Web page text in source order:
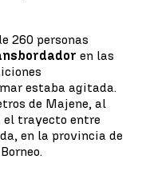
260 personas
en las
estaba agitada.
de Majene, al
el trayecto entre
en la provincia de